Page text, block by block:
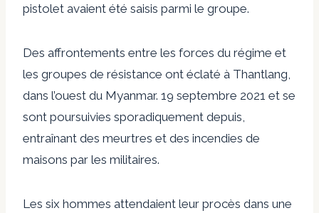
pistolet avaient été saisis parmi le groupe.
Des affrontements entre les forces du régime et
les groupes de résistance ont éclaté à Thantlang,
dans l’ouest du Myanmar. 19 septembre 2021 et se
sont poursuivies sporadiquement depuis,
entraînant des meurtres et des incendies de
maisons par les militaires.
Les six hommes attendaient leur procès dans une